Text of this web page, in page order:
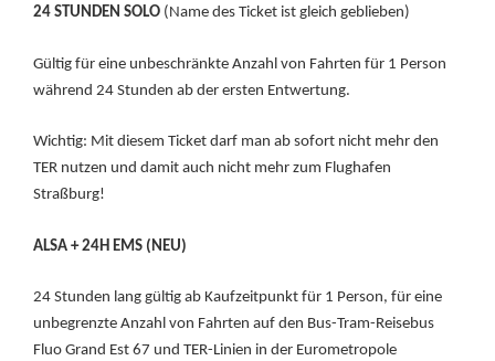
24 STUNDEN SOLO (Name des Ticket ist gleich geblieben)
Gültig für eine unbeschränkte Anzahl von Fahrten für 1 Person
während 24 Stunden ab der ersten Entwertung.
Wichtig: Mit diesem Ticket darf man ab sofort nicht mehr den
TER nutzen und damit auch nicht mehr zum Flughafen
Straßburg!
ALSA + 24H EMS (NEU)
24 Stunden lang gültig ab Kaufzeitpunkt für 1 Person, für eine
unbegrenzte Anzahl von Fahrten auf den Bus-Tram-Reisebus
Fluo Grand Est 67 und TER-Linien in der Eurometropole